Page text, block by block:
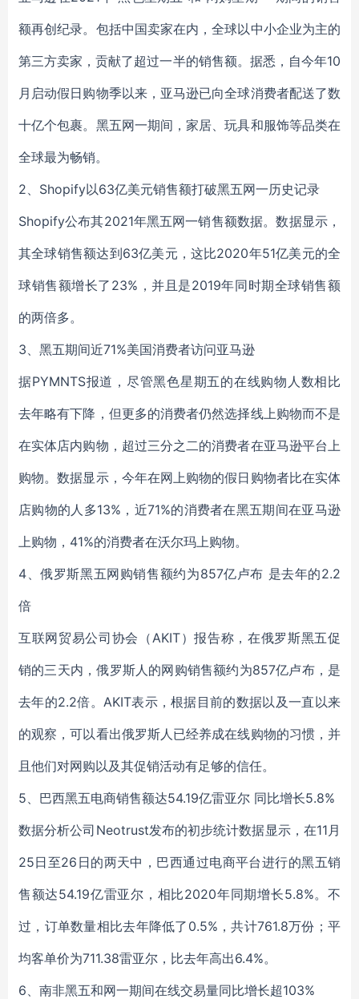
额再创纪录。包括中国卖家在内，全球以中小企业为主的
第三方卖家，贡献了超过一半的销售额。据悉，自今年10
月启动假日购物季以来，亚马逊已向全球消费者配送了数
十亿个包裹。黑五网一期间，家居、玩具和服饰等品类在
全球最为畅销。
2、Shopify以63亿美元销售额打破黑五网一历史记录
Shopify公布其2021年黑五网一销售额数据。数据显示，
其全球销售额达到63亿美元，这比2020年51亿美元的全
球销售额增长了23%，并且是2019年同时期全球销售额
的两倍多。
3、黑五期间近71%美国消费者访问亚马逊
据PYMNTS报道，尽管黑色星期五的在线购物人数相比
去年略有下降，但更多的消费者仍然选择线上购物而不是
在实体店内购物，超过三分之二的消费者在亚马逊平台上
购物。数据显示，今年在网上购物的假日购物者比在实体
店购物的人多13%，近71%的消费者在黑五期间在亚马逊
上购物，41%的消费者在沃尔玛上购物。
4、俄罗斯黑五网购销售额约为857亿卢布 是去年的2.2
倍
互联网贸易公司协会（AKIT）报告称，在俄罗斯黑五促
销的三天内，俄罗斯人的网购销售额约为857亿卢布，是
去年的2.2倍。AKIT表示，根据目前的数据以及一直以来
的观察，可以看出俄罗斯人已经养成在线购物的习惯，并
且他们对网购以及其促销活动有足够的信任。
5、巴西黑五电商销售额达54.19亿雷亚尔 同比增长5.8%
数据分析公司Neotrust发布的初步统计数据显示，在11月
25日至26日的两天中，巴西通过电商平台进行的黑五销
售额达54.19亿雷亚尔，相比2020年同期增长5.8%。不
过，订单数量相比去年降低了0.5%，共计761.8万份；平
均客单价为711.38雷亚尔，比去年高出6.4%。
6、南非黑五和网一期间在线交易量同比增长超103%